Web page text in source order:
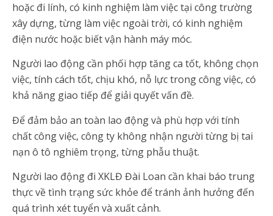
hoặc đi lính, có kinh nghiệm làm việc tại công trường
xây dựng, từng làm việc ngoài trời, có kinh nghiệm
điện nước hoặc biết vận hành máy móc.
Người lao động cần phối hợp tăng ca tốt, không chọn
việc, tính cách tốt, chịu khó, nỗ lực trong công việc, có
khả năng giao tiếp để giải quyết vấn đề.
Để đảm bảo an toàn lao động và phù hợp với tính
chất công việc, công ty không nhận người từng bị tai
nạn ô tô nghiêm trọng, từng phẫu thuật.
Người lao động đi XKLĐ Đài Loan cần khai báo trung
thực về tình trạng sức khỏe để tránh ảnh hưởng đến
quá trình xét tuyển và xuất cảnh.